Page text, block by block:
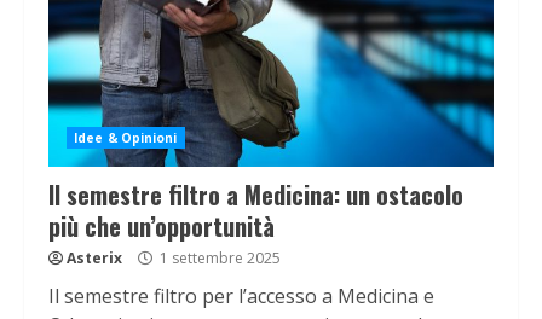
Idee & Opinioni
Il semestre filtro a Medicina: un ostacolo
più che un’opportunità
Asterix 1 settembre 2025
Il semestre filtro per l’accesso a Medicina e